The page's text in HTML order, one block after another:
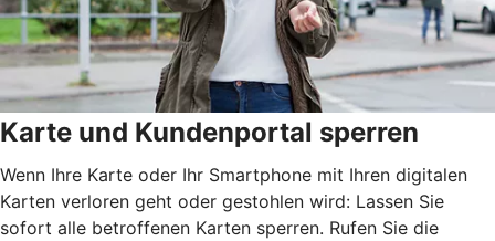
Karte und Kundenportal sperren
Wenn Ihre Karte oder Ihr Smartphone mit Ihren digitalen
Karten verloren geht oder gestohlen wird: Lassen Sie
sofort alle betroffenen Karten sperren. Rufen Sie die